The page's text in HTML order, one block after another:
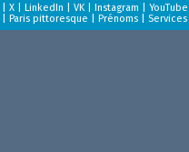
|X |LinkedIn |VK |Instagram |YouTube
|Paris pittoresque |Prénoms Services